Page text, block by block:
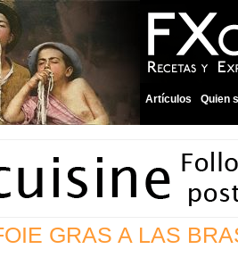
Artículos Quien
GRAS A LAS